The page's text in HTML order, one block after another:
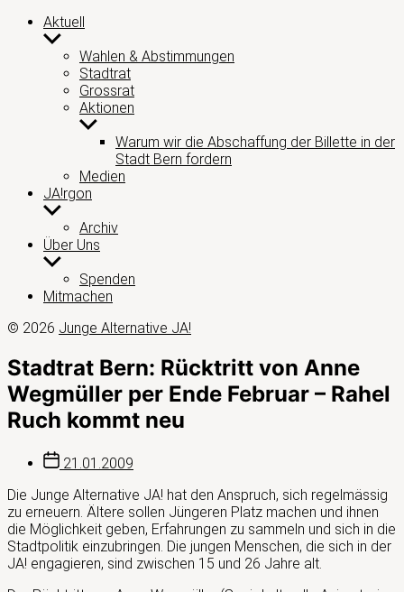
Aktuell
Untermenü
anzeigenWahlen & Abstimmungen
Stadtrat
Grossrat
Aktionen
Untermenü
anzeigenWarum wir die Abschaffung der Billette in der
Stadt Bern fordern
Medien
JA!rgon
Untermenü
anzeigenArchiv
Über Uns
Untermenü
anzeigenSpenden
Mitmachen
© 2026 Junge Alternative JA!
Stadtrat Bern: Rücktritt von Anne
Wegmüller per Ende Februar – Rahel
Ruch kommt neu
Beitragsdatum
21.01.2009
Die Junge Alternative JA! hat den Anspruch, sich regelmässig
zu erneuern. Ältere sollen Jüngeren Platz machen und ihnen
die Möglichkeit geben, Erfahrungen zu sammeln und sich in die
Stadtpolitik einzubringen. Die jungen Menschen, die sich in der
JA! engagieren, sind zwischen 15 und 26 Jahre alt.